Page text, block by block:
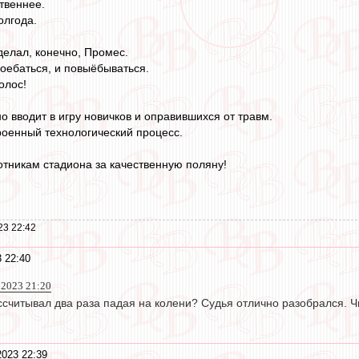
конечно, Промес.
и повыёбываться.
вводит в игру новичков и оправившихся от травм.
технологический процесс.
стадиона за качественную поляну!
22:42
22:40
21:20
два раза падая на колени? Судья отлично разобрался.
22:39